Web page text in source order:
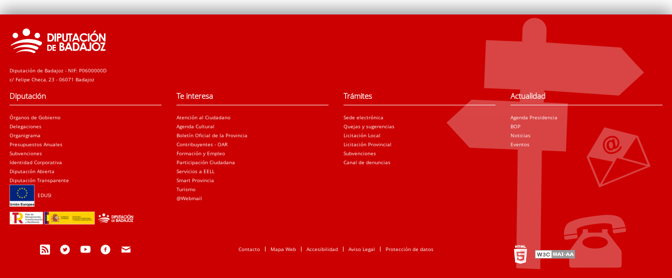
Diputación de Badajoz - NIF: P0600000D
c/ Felipe Checa, 23 - 06071 Badajoz
Diputación
Órganos de Gobierno
Delegaciones
Organigrama
Presupuestos Anuales
Subvenciones
Identidad Corporativa
Diputación Abierta
Diputación Transparente
EDUSI
Te interesa
Atención al Ciudadano
Agenda Cultural
Boletín Oficial de la Provincia
Contribuyentes - OAR
Formación y Empleo
Participación Ciudadana
Servicios a EELL
Smart Provincia
Turismo
@Webmail
Trámites
Sede electrónica
Quejas y sugerencias
Licitación Local
Licitación Provincial
Subvenciones
Canal de denuncias
Actualidad
Agenda Presidencia
BOP
Noticias
Eventos
Contacto Mapa Web Accesibilidad Aviso Legal Protección de datos